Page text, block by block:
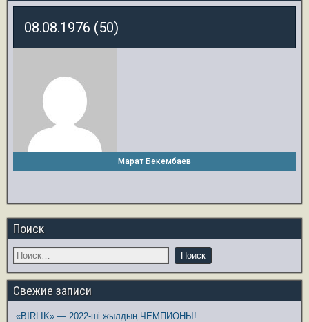
08.08.1976 (50)
Марат Бекембаев
Поиск
Свежие записи
«BIRLIK» — 2022-ші жылдың ЧЕМПИОНЫ!